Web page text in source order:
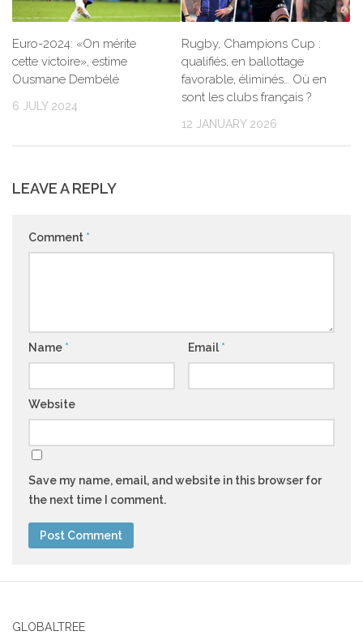
Euro-2024: «On mérite
cette victoire», estime
Ousmane Dembélé
6 JULY 2024
Rugby, Champions Cup :
qualifiés, en ballottage
favorable, éliminés… Où en
sont les clubs français ?
12 JANUARY 2026
LEAVE A REPLY
Comment *
Name * Email *
Website
Save my name, email, and website in this browser for
the next time I comment.
GLOBALTREE